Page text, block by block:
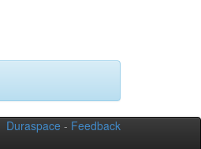
Duraspace - Feedback